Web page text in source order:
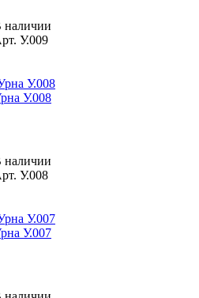
наличии
У.009
У.008
наличии
У.008
У.007